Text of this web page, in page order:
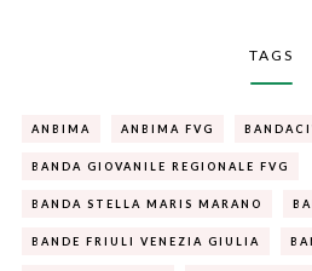
TAGS
ANBIMA ANBIMA FVG
BANDA GIOVANILE REGIONALE FVG
BANDA STELLA MARIS MARANO
BANDE FRIULI VENEZIA GIULIA